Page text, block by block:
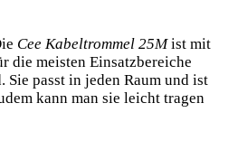
Cee Kabeltrommel 25Mist mit
die meisten Einsatzbereiche
passt in jeden Raum und ist
kann man sie leicht tragen